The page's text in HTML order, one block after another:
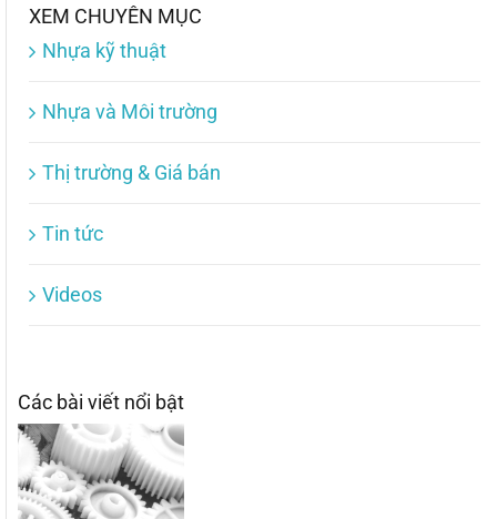
XEM CHUYÊN MỤC
Nhựa kỹ thuật
Nhựa và Môi trường
Thị trường & Giá bán
Tin tức
Videos
Các bài viết nổi bật